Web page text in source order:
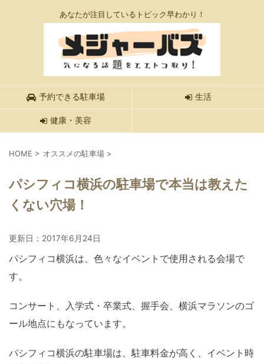
あなたが注目しているトピック早わかり！
予約できる駐車場 生活
健康・美容
HOME > オススメの駐車場 >
パシフィコ横浜の駐車場で本当は教えた
くない穴場！
更新日： 2017年6月24日
パシフィコ横浜は、色々なイベントで使用される会場で
す。
コンサート、入学式・卒業式、握手会、横浜マラソンのゴ
ール地点にもなっています。
パシフィコ横浜の駐車場は、駐車料金が高く、イベント時